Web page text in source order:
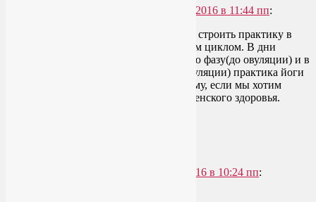
06.01.2016 в 11:44 пп:
Даша, спасибо! Тогда стоит строить практику в
соответствии с собственным циклом. В дни
месячных, в фолликулярную фазу(до овуляции) и в
лютеиновую фазу(после овуляции) практика йоги
должна строиться по-разному, если мы хотим
заниматься с пользой для женского здоровья.
10.02.2016 в 10:24 пп: